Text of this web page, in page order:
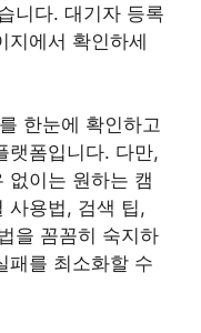
니다. 대기자 등록
지에서 확인하세
한눈에 확인하고
랫폼입니다. 다만,
없이는 원하는 캠
사용법, 검색 팁,
을 꼼꼼히 숙지하
패를 최소화할 수